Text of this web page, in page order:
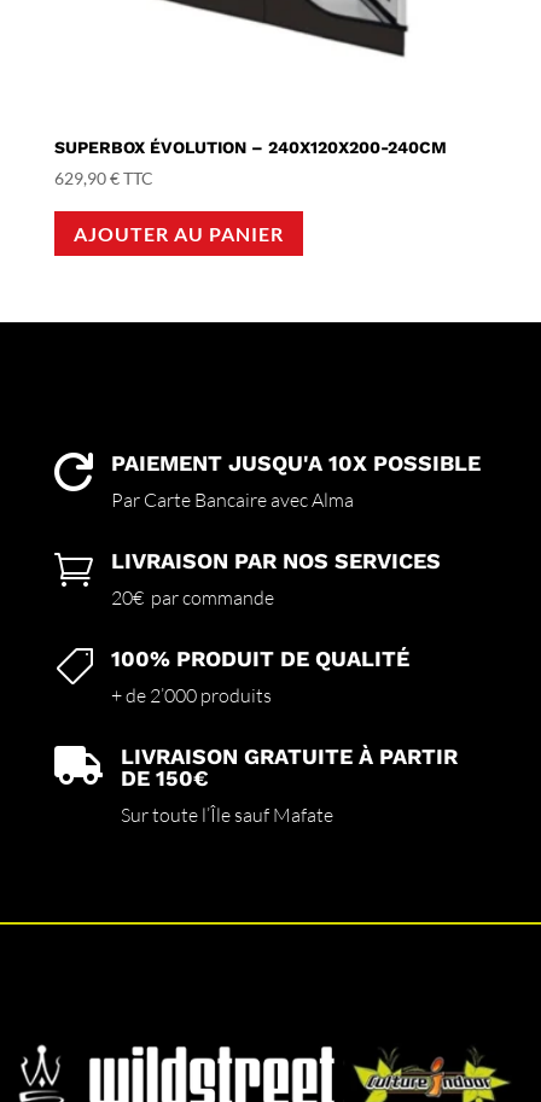
SUPERBOX ÉVOLUTION – 240X120X200-240CM
629,90€TTC
AJOUTER AU PANIER
 PAIEMENT JUSQU'A 10X POSSIBLE
Par Carte Bancaire avec Alma
 LIVRAISON PAR NOS SERVICES
20€ par commande
 100% PRODUIT DE QUALITÉ
+ de 2’000 produits

LIVRAISON GRATUITE À PARTIR
DE 150€
Sur toute l’Île sauf Mafate